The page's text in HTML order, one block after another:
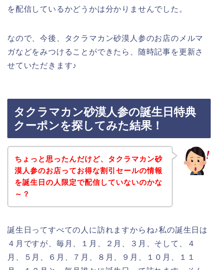
を配信しているかどうかは分かりませんでした。
なので、今後、タクラマカン砂漠人参のお店のメルマ
ガなどをみつけることができたら、随時記事を更新さ
せていただきます♪
タクラマカン砂漠人参の誕生日特典
クーポンを探してみた結果！
ちょっと思ったんだけど、タクラマカン砂
漠人参のお店ってお得な割引セールの情報
を誕生日の人限定で配信していないのかな
～？
誕生日ってすべての人に訪れますからね♪私の誕生日は
４月ですが、毎月、１月、２月、３月、そして、４
月、５月、６月、７月、８月、９月、１０月、１１